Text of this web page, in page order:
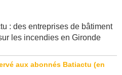
: des entreprises de bâtiment
les incendies en Gironde